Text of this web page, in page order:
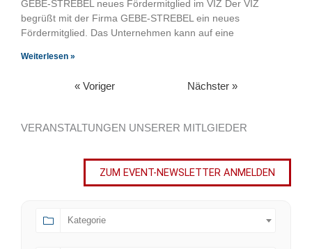
GEBE-STREBEL neues Fördermitglied im VIZ Der VIZ
begrüßt mit der Firma GEBE‑STREBEL ein neues
Fördermitglied. Das Unternehmen kann auf eine
Weiterlesen »
« Voriger Nächster »
VERANSTALTUNGEN UNSERER MITLGIEDER
ZUM EVENT-NEWSLETTER ANMELDEN
Kategorie